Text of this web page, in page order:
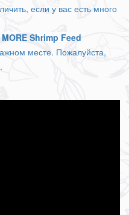
если у вас есть много
MORE Shrimp Feed
месте. Пожалуйста,